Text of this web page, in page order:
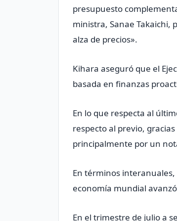
presupuesto
ministra, Sanae Takaichi,
alza de precios».
Kihara aseguró que el
basada en finanzas
En lo que respecta al
respecto al previo,
principalmente por un
En términos
economía mundial
En el trimestre de julio a